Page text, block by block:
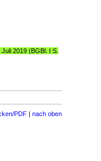
2019 (BGBl. I S.
PDF | nach oben